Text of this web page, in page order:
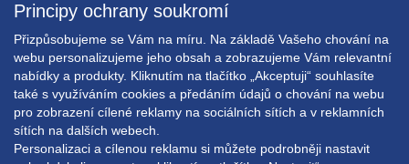
Principy ochrany soukromí
Přizpůsobujeme se Vám na míru. Na základě Vašeho chování na
webu personalizujeme jeho obsah a zobrazujeme Vám relevantní
nabídky a produkty. Kliknutím na tlačítko „Akceptuji“ souhlasíte
také s využíváním cookies a předáním údajů o chování na webu
pro zobrazení cílené reklamy na sociálních sítích a v reklamních
sítích na dalších webech.
Personalizaci a cílenou reklamu si můžete podrobněji nastavit
Copyright © EXPRESS ALARM Czech s.r.o.
Powered byABRA E-shop